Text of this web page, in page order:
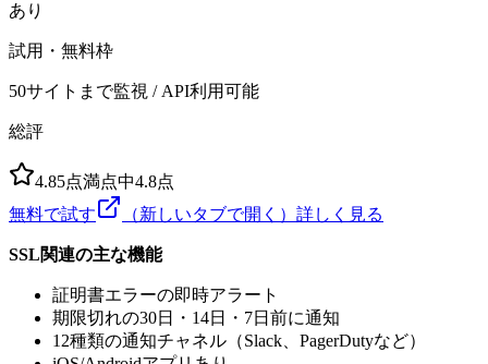
あり
試用・無料枠
50サイトまで監視 / API利用可能
総評
4.85点満点中4.8点
無料で試す
（新しいタブで開く） 詳しく見る
SSL関連の主な機能
証明書エラーの即時アラート
期限切れの30日・14日・7日前に通知
12種類の通知チャネル（Slack、PagerDutyなど）